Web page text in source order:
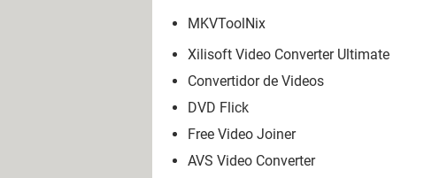
MKVToolNix
Xilisoft Video Converter Ultimate
Convertidor de Videos
DVD Flick
Free Video Joiner
AVS Video Converter